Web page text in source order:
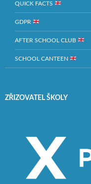
QUICK FACTS
GDPR
AFTER SCHOOL CLUB
SCHOOL CANTEEN
ZŘIZOVATEL ŠKOLY